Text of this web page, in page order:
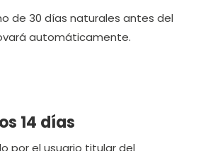
de 30 días naturales antes del
automáticamente.
14 días
por el usuario titular del